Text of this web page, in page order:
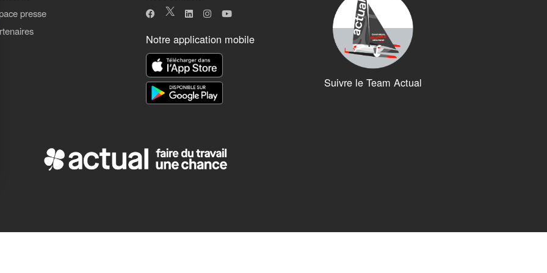
confidentialité, en garantissant la conformité avec les réglementations. Personnalisez vos préférences pour contrôler la manière dont
presse
Notre application mobile
Suivre le Team Actual